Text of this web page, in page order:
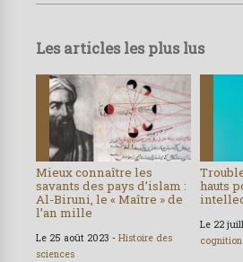
Les articles les plus lus
Mieux connaître les
savants des pays d’islam :
Al-Biruni, le « Maître » de
l’an mille
Le 25 août 2023 - Histoire des
sciences
hauts
Le 22
cognition